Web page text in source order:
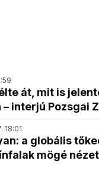
át, mit is
– interjú Pozsgai
18:01
a globális
mögé